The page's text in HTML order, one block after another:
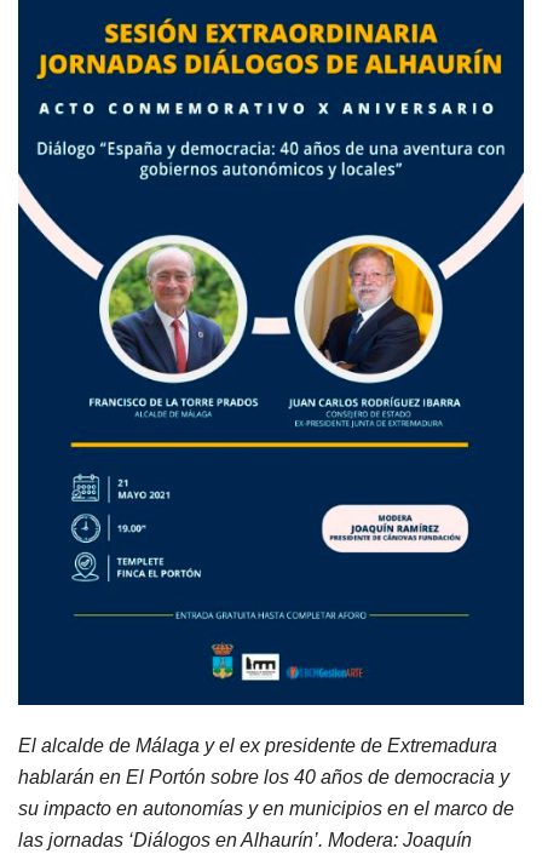
El alcalde de Málaga y el ex presidente de Extremadura
hablarán en El Portón sobre los 40 años de democracia y
su impacto en autonomías y en municipios en el marco de
las jornadas ‘Diálogos en Alhaurín’. Modera: Joaquín